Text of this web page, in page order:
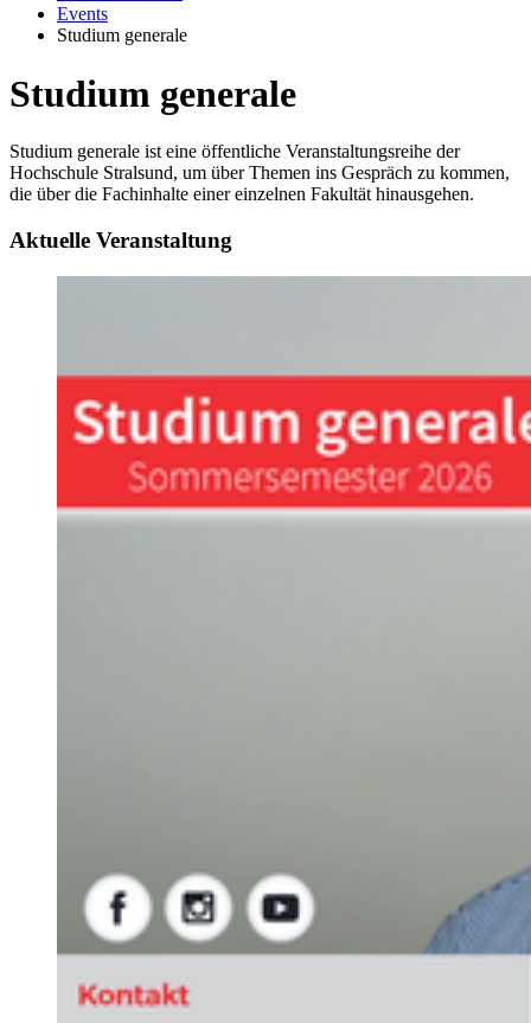
Events
Studium generale
Studium gen­erale
Studium generale ist eine öffentliche Veranstaltungsreihe der
Hochschule Stralsund, um über Themen ins Gespräch zu kommen,
die über die Fachinhalte einer einzelnen Fakultät hinausgehen.
Ak­tuelle Ve­r­anstal­tung